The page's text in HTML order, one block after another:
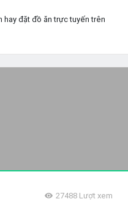
hay đặt đồ ăn trực tuyến trên
27488 Lượt xem